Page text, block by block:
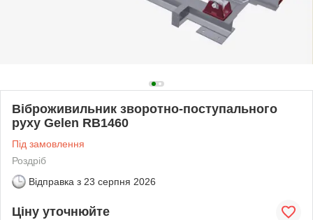
Віброживильник зворотно-поступального
руху Gelen RB1460
Під замовлення
Роздріб
Відправка з 23 серпня 2026
Ціну уточнюйте